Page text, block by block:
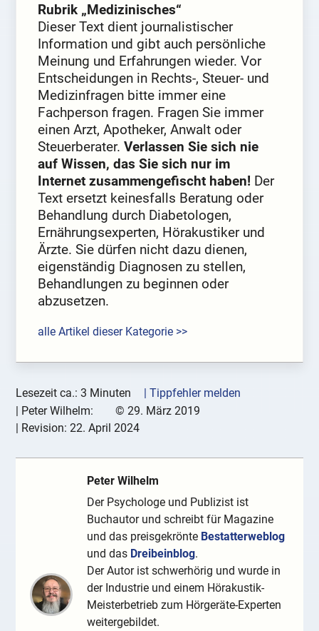
Rubrik „Medizinisches“
Dieser Text dient journalistischer
Information und gibt auch persönliche
Meinung und Erfahrungen wieder. Vor
Entscheidungen in Rechts-, Steuer- und
Medizinfragen bitte immer eine
Fachperson fragen. Fragen Sie immer
einen Arzt, Apotheker, Anwalt oder
Steuerberater.Verlassen Sie sich nie
auf Wissen, das Sie sich nur im
Internet zusammengefischt haben! Der
Text ersetzt keinesfalls Beratung oder
Behandlung durch Diabetologen,
Ernährungsexperten, Hörakustiker und
Ärzte. Sie dürfen nicht dazu dienen,
eigenständig Diagnosen zu stellen,
Behandlungen zu beginnen oder
abzusetzen.
alle Artikel dieser Kategorie >>
Lesezeit ca.: 3 Minuten
| Tippfehler melden
| Peter Wilhelm: © 29. März 2019
| Revision:22. April 2024
Peter Wilhelm
Der Psychologe und Publizist ist
Buchautor und schreibt für Magazine
und das preisgekrönte Bestatterweblog
und das Dreibeinblog.
Der Autor ist schwerhörig und wurde in
der Industrie und einem Hörakustik-
Meisterbetrieb zum Hörgeräte-Experten
weitergebildet.